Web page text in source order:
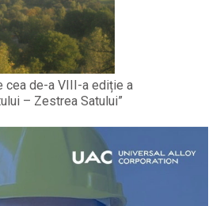
cea de-a VIII-a ediție a
– Zestrea Satului”